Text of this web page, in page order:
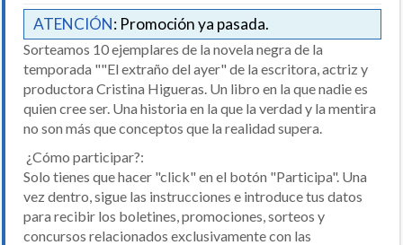
ATENCIÓN: Promoción ya pasada.
Sorteamos 10 ejemplares de la novela negra de la
temporada ""El extraño del ayer" de la escritora, actriz y
productora Cristina Higueras. Un libro en la que nadie es
quien cree ser. Una historia en la que la verdad y la mentira
no son más que conceptos que la realidad supera.
¿Cómo participar?:
Solo tienes que hacer "click" en el botón "Participa". Una
vez dentro, sigue las instrucciones e introduce tus datos
para recibir los boletines, promociones, sorteos y
concursos relacionados exclusivamente con las